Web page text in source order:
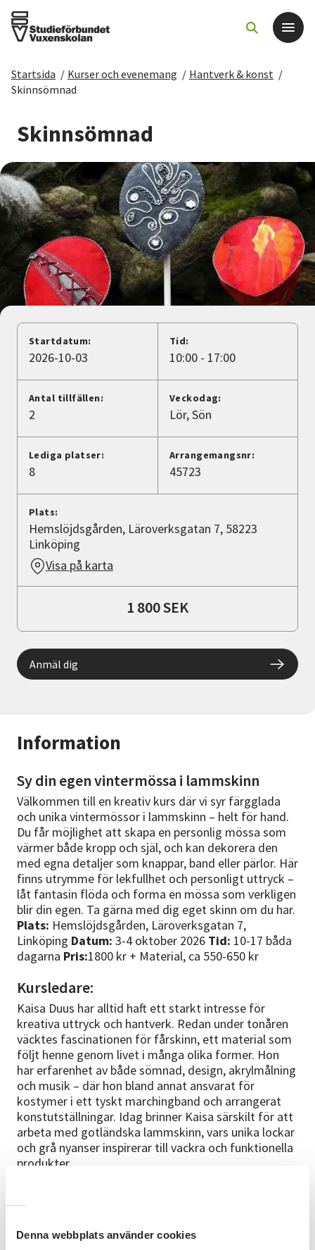
Denna webbplats använder cookies
Det här gör vi
För dig som
Sök kurser och evenemang
Om SV
Starta studiecirkel
Cirkelledare
Nyheter
Avdelningar
Lyssna
Startsida / Kurser och evenemang / Hantverk & konst /
Skinnsömnad
Skinnsömnad
Information
Sy din egen vintermössa i lammskinn
Välkommen till en kreativ kurs där vi syr färgglada
och unika vintermössor i lammskinn – helt för hand.
Du får möjlighet att skapa en personlig mössa som
värmer både kropp och själ, och kan dekorera den
med egna detaljer som knappar, band eller pärlor. Här
finns utrymme för lekfullhet och personligt uttryck –
låt fantasin flöda och forma en mössa som verkligen
blir din egen. Ta gärna med dig eget skinn om du har.
Plats: Hemslöjdsgården, Läroverksgatan 7,
Linköping Datum: 3-4 oktober 2026 Tid: 10-17 båda
dagarna Pris:1800 kr + Material, ca 550-650 kr
Kursledare:
Kaisa Duus har alltid haft ett starkt intresse för
kreativa uttryck och hantverk. Redan under tonåren
väcktes fascinationen för fårskinn, ett material som
följt henne genom livet i många olika former. Hon
har erfarenhet av både sömnad, design, akrylmålning
och musik – där hon bland annat ansvarat för
kostymer i ett tyskt marchingband och arrangerat
konstutställningar. Idag brinner Kaisa särskilt för att
arbeta med gotländska lammskinn, vars unika lockar
och grå nyanser inspirerar till vackra och funktionella
produkter
kurstillfället.
Startdatum:
2026-10-03
Tid:
10:00 - 17:00
Antal tillfällen:
2
Veckodag:
Lör Sön
Lediga platser:
8
Arrangemangsnr:
45723
Plats:
Hemslöjdsgården, Läroverksgatan 7, 58223
Linköping
Visa på karta
1 800 SEK
Anmäl dig